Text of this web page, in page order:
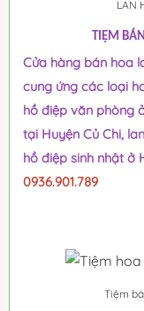
LAN
TIỆM
Cửa hàng bán hoa
cung ứng các loại
hồ điệp văn phòng
tại Huyện Củ Chi,
hồ điệp sinh nhật ở
0936.901.789
Tiệm